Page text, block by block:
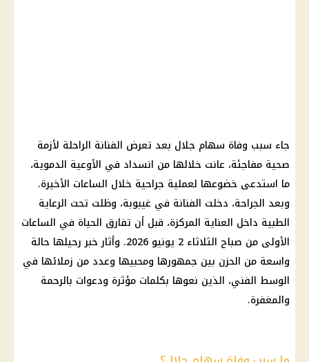
جاء سبب وفاة سهام جلال بعد تعرض الفنانة الراحلة لأزمة
صحية مفاجئة، عانت خلالها من انسداد في الأوعية الدموية،
ما استدعى خضوعها لعملية جراحية خلال الساعات الأخيرة.
وبعد الجراحة، دخلت الفنانة في غيبوبة، وظلت تحت الرعاية
الطبية داخل العناية المركزة، قبل أن تفارق الحياة في الساعات
الأولى من صباح الثلاثاء 2 يونيو 2026. وأثار خبر رحيلها حالة
واسعة من الحزن بين جمهورها ومحبيها وعدد من زملائها في
الوسط الفني، الذين نعوها بكلمات مؤثرة ودعوات بالرحمة
والمغفرة.